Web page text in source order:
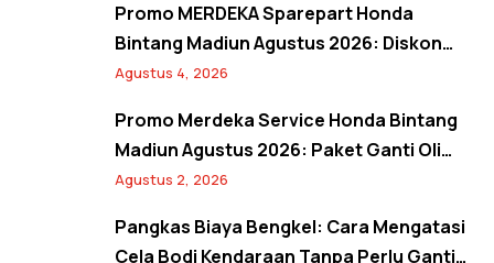
Promo MERDEKA Sparepart Honda
Bintang Madiun Agustus 2026: Diskon
Ban & Aki Orisinal 10% Plus Gratis
Agustus 4, 2026
Promo Merdeka Service Honda Bintang
Madiun Agustus 2026: Paket Ganti Oli
Hemat, Servis AC Sejuk, dan Bebas Antre
Agustus 2, 2026
Pangkas Biaya Bengkel: Cara Mengatasi
Cela Bodi Kendaraan Tanpa Perlu Ganti